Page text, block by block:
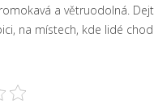
a větruodolná.
na místech, kde lidé